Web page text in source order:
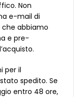
Non
e-mail di
che abbiamo
e pre-
per il
spedito. Se
entro 48 ore,